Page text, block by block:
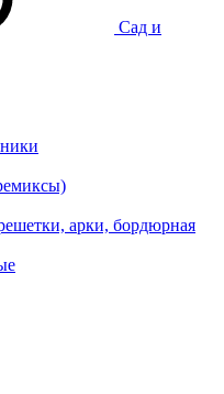
Сад и
арки, бордюрная